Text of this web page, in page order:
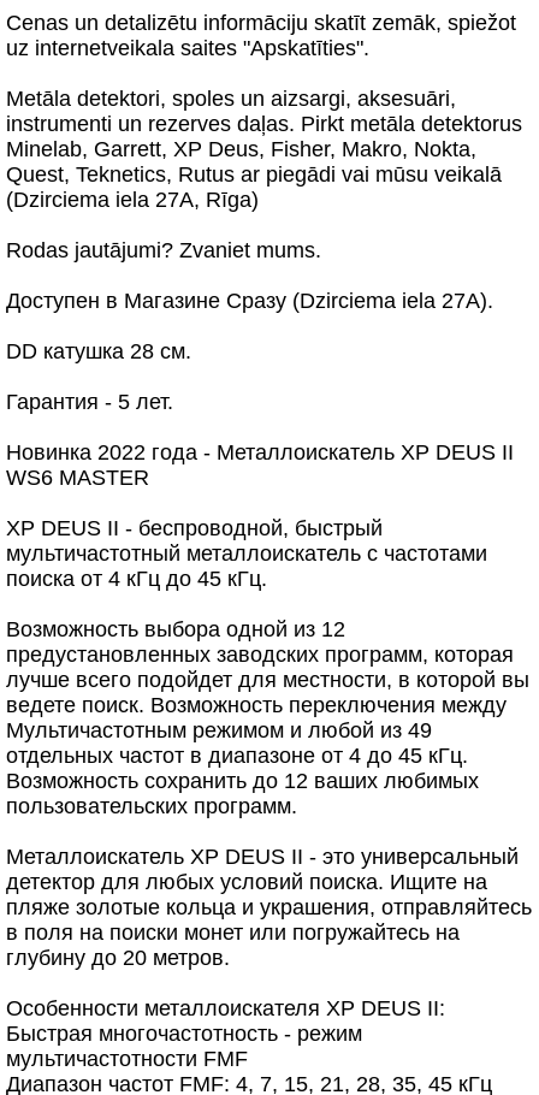
Cenas un detalizētu informāciju skatīt zemāk, spiežot
uz internetveikala saites "Apskatīties".
Metāla detektori, spoles un aizsargi, aksesuāri,
instrumenti un rezerves daļas. Pirkt metāla detektorus
Minelab, Garrett, XP Deus, Fisher, Makro, Nokta,
Quest, Teknetics, Rutus ar piegādi vai mūsu veikalā
(Dzirciema iela 27A, Rīga)
Rodas jautājumi? Zvaniet mums.
Доступен в Магазине Сразу (Dzirciema iela 27A).
DD катушка 28 см.
Гарантия - 5 лет.
Новинка 2022 года - Металлоискатель XP DEUS II
WS6 MASTER
XP DEUS II - беспроводной, быстрый
мультичастотный металлоискатель с частотами
поиска от 4 кГц до 45 кГц.
Возможность выбора одной из 12
предустановленных заводских программ, которая
лучше всего подойдет для местности, в которой вы
ведете поиск. Возможность переключения между
Мультичастотным режимом и любой из 49
отдельных частот в диапазоне от 4 до 45 кГц.
Возможность сохранить до 12 ваших любимых
пользовательских программ.
Металлоискатель XP DEUS II - это универсальный
детектор для любых условий поиска. Ищите на
пляже золотые кольца и украшения, отправляйтесь
в поля на поиски монет или погружайтесь на
глубину до 20 метров.
Особенности металлоискателя XP DEUS II:
Быстрая многочастотность - режим
мультичастотности FMF
Диапазон частот FMF: 4, 7, 15, 21, 28, 35, 45 кГц